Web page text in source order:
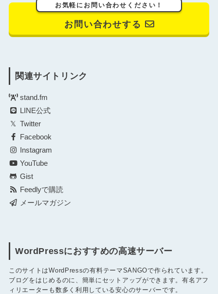
お気軽にお問い合わせください！
お問い合わせする
関連サイトリンク
stand.fm
LINE公式
Twitter
Facebook
Instagram
YouTube
Gist
Feedlyで購読
メールマガジン
WordPressにおすすめの高速サーバー
このサイトはWordPressの有料テーマSANGOで作られています。
ブログをはじめるのに、簡単にセットアップができます。有名アフ
ィリエーターも数多く利用している安心のサーバーです。